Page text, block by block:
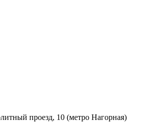
проезд, 10 (метро Нагорная)